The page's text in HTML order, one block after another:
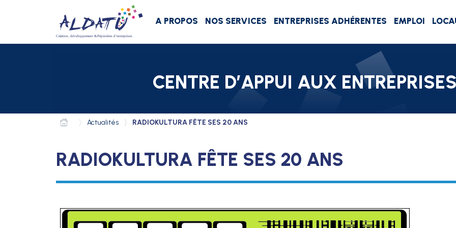
Aller au contenu
A PROPOS NOS SERVICES ENTREPRISES ADHÉRENTES EMPLOI
CENTRE D’APPUI AUX
Actualités RADIOKULTURA FÊTE SES 20 ANS
RADIOKULTURA FÊTE SES 20 ANS